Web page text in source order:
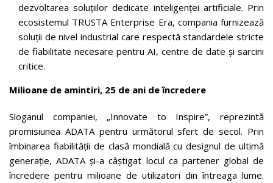
dezvoltarea soluțiilor dedicate inteligenței artificiale. Prin
ecosistemul TRUSTA Enterprise Era, compania furnizează
soluții de nivel industrial care respectă standardele stricte
de fiabilitate necesare pentru AI, centre de date și sarcini
critice.
Milioane de amintiri, 25 de ani de încredere
Sloganul companiei, „Innovate to Inspire”, reprezintă
promisiunea ADATA pentru următorul sfert de secol. Prin
îmbinarea fiabilității de clasă mondială cu designul de ultimă
generație, ADATA și-a câștigat locul ca partener global de
încredere pentru milioane de utilizatori din întreaga lume.